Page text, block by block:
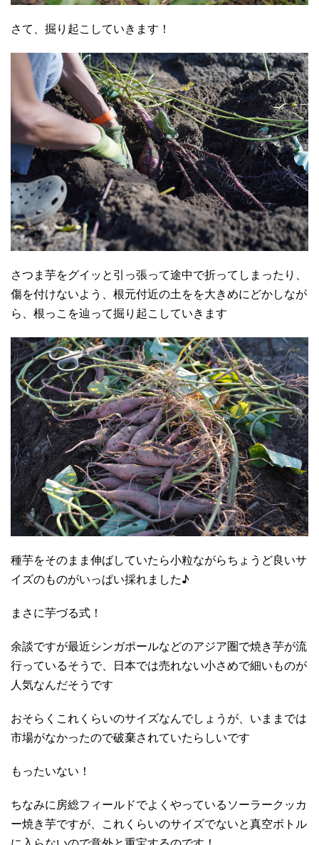
さて、掘り起こしていきます！
さつま芋をグイッと引っ張って途中で折ってしまったり、
傷を付けないよう、根元付近の土をを大きめにどかしなが
ら、根っこを辿って掘り起こしていきます
種芋をそのまま伸ばしていたら小粒ながらちょうど良いサ
イズのものがいっぱい採れました♪
まさに芋づる式！
余談ですが最近シンガポールなどのアジア圏で焼き芋が流
行っているそうで、日本では売れない小さめで細いものが
人気なんだそうです
おそらくこれくらいのサイズなんでしょうが、いままでは
市場がなかったので破棄されていたらしいです
もったいない！
ちなみに房総フィールドでよくやっているソーラークッカ
ー焼き芋ですが、これくらいのサイズでないと真空ボトル